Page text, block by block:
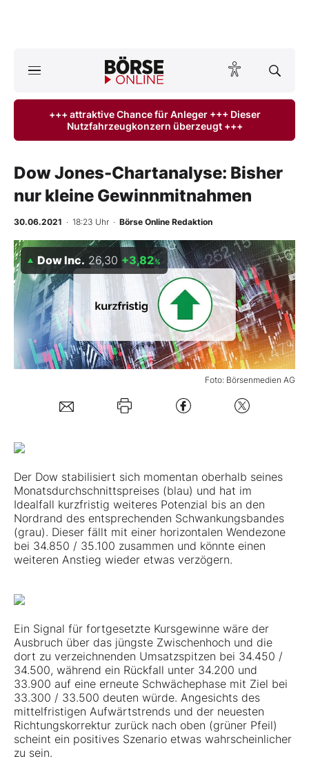
ktuelle Ausgabe BÖRSE ONLINE lesen
Finanz-Check
BO-Musterdepots
Experten
Mein B:O
Kontakt
+++ attraktive Chance für Anleger +++ Dieser
Nutzfahrzeugkonzern überzeugt +++
Dow Jones-Chartanalyse: Bisher
nur kleine Gewinnmitnahmen
30.06.2021 · 18:23 Uhr · Börse Online Redaktion
Foto: Börsenmedien AG
Dow Inc. 26,30 +3,82%
Der Dow stabilisiert sich momentan oberhalb seines
Monatsdurchschnittspreises (blau) und hat im
Idealfall kurzfristig weiteres Potenzial bis an den
Nordrand des entsprechenden Schwankungsbandes
(grau). Dieser fällt mit einer horizontalen Wendezone
bei 34.850 / 35.100 zusammen und könnte einen
weiteren Anstieg wieder etwas verzögern.
Ein Signal für fortgesetzte Kursgewinne wäre der
Ausbruch über das jüngste Zwischenhoch und die
dort zu verzeichnenden Umsatzspitzen bei 34.450 /
34.500, während ein Rückfall unter 34.200 und
33.900 auf eine erneute Schwächephase mit Ziel bei
33.300 / 33.500 deuten würde. Angesichts des
mittelfristigen Aufwärtstrends und der neuesten
Richtungskorrektur zurück nach oben (grüner Pfeil)
scheint ein positives Szenario etwas wahrscheinlicher
zu sein.